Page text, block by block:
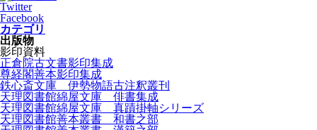
Twitter
Facebook
カテゴリ
出版物
影印資料
正倉院古文書影印集成
尊経閣善本影印集成
鉄心斎文庫 伊勢物語古注釈叢刊
天理図書館綿屋文庫 俳書集成
天理図書館綿屋文庫 真蹟掛軸シリーズ
天理図書館善本叢書 和書之部